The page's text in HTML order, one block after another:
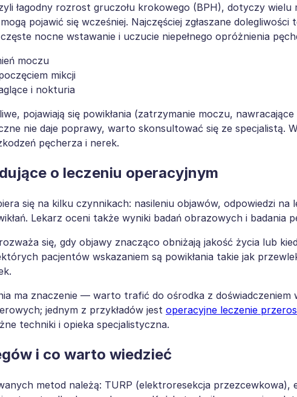
łagodny rozrost gruczołu krokowego (BPH), dotyczy wielu
pojawić się wcześniej. Najczęściej zgłaszane dolegliwości
nocne wstawanie i uczucie niepełnego opróżnienia
moczu
mikcji
i nokturia
pojawiają się powikłania (zatrzymanie moczu,
nie daje poprawy, warto skonsultować się ze specjalistą.
pęcherza i nerek.
o leczeniu operacyjnym
się na kilku czynnikach: nasileniu objawów, odpowiedzi na
Lekarz oceni także wyniki badań obrazowych i badania
się, gdy objawy znacząco obniżają jakość życia lub
pacjentów wskazaniem są powikłania takie jak
ma znaczenie — warto trafić do ośrodka z doświadczeniem
jednym z przykładów jest operacyjne leczenie
techniki i opieka specjalistyczna.
i co warto wiedzieć
metod należą: TURP (elektroresekcja przezcewkowa),